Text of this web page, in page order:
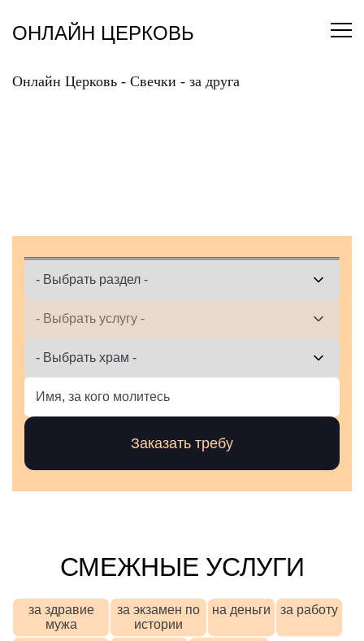
содержанию
ОНЛАЙН ЦЕРКОВЬ
Онлайн Церковь - Свечки - за друга
СМЕЖНЫЕ УСЛУГИ
за здравие
мужа
за экзамен по
истории
на деньги за работу